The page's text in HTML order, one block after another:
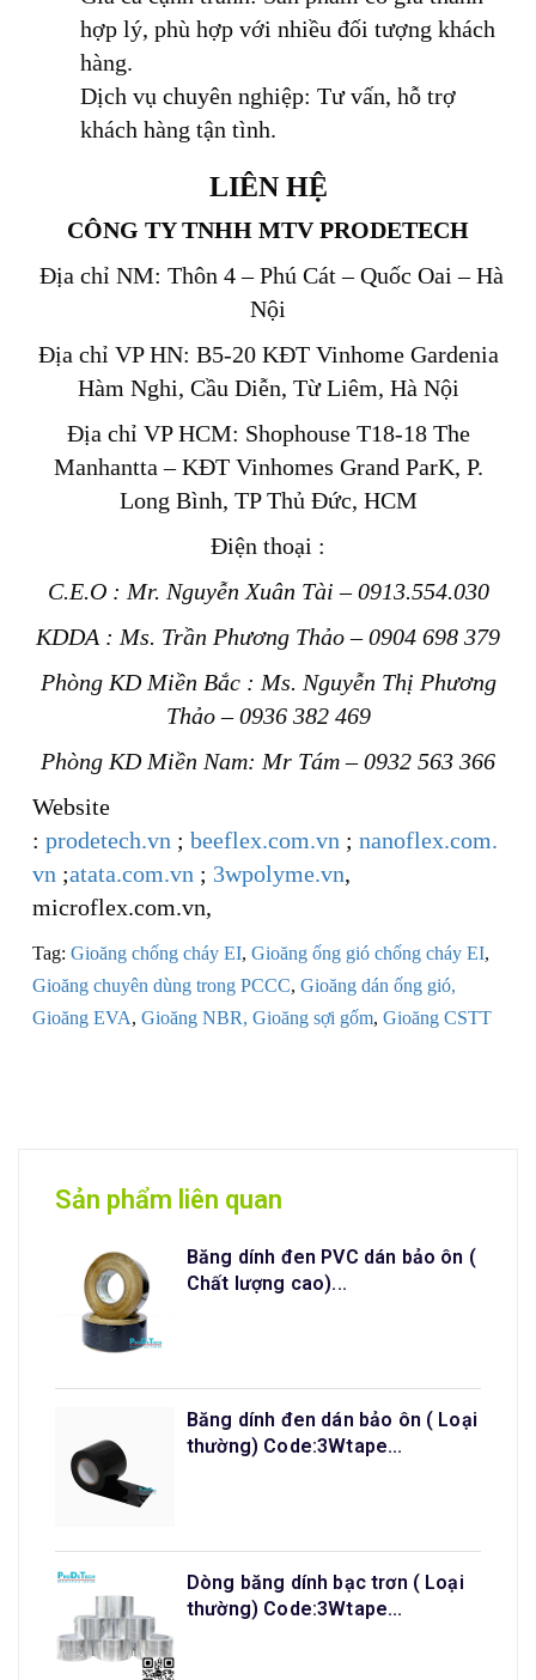
hợp lý, phù hợp với nhiều đối tượng khách
hàng.
Dịch vụ chuyên nghiệp: Tư vấn, hỗ trợ
khách hàng tận tình.
LIÊN HỆ
CÔNG TY TNHH MTV PRODETECH
Địa chỉ NM: Thôn 4 – Phú Cát – Quốc Oai – Hà
Nội
Địa chỉ VP HN: B5-20 KĐT Vinhome Gardenia
Hàm Nghi, Cầu Diễn, Từ Liêm, Hà Nội
Địa chỉ VP HCM: Shophouse T18-18 The
Manhantta – KĐT Vinhomes Grand ParK, P.
Long Bình, TP Thủ Đức, HCM
Điện thoại :
C.E.O : Mr. Nguyễn Xuân Tài – 0913.554.030
KDDA : Ms. Trần Phương Thảo – 0904 698 379
Phòng KD Miền Bắc : Ms. Nguyễn Thị Phương
Thảo – 0936 382 469
Phòng KD Miền Nam: Mr Tám – 0932 563 366
Website
: prodetech.vn ; beeflex.com.vn ; nanoflex.com.
vn ;atata.com.vn ; 3wpolyme.vn,
microflex.com.vn,
Tag: Gioăng chống cháy EI, Gioăng ống gió chống cháy EI,
Gioăng chuyên dùng trong PCCC, Gioăng dán ống gió,
Gioăng EVA, Gioăng NBR, Gioăng sợi gốm, Gioăng CSTT
Sản phẩm liên quan
Băng dính đen PVC dán bảo ôn (
Chất lượng cao)...
Băng dính đen dán bảo ôn ( Loại
thường) Code:3Wtape...
Dòng băng dính bạc trơn ( Loại
thường) Code:3Wtape...